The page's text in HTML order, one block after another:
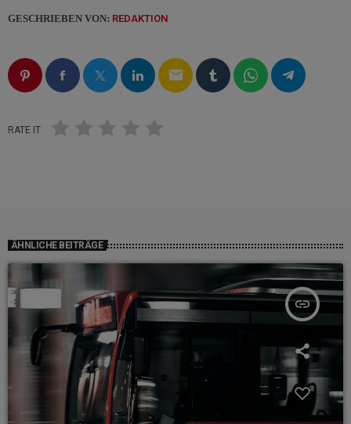
GESCHRIEBEN VON: REDAKTION
email
RATE IT
ÄHNLICHE BEITRÄGE
insert_link